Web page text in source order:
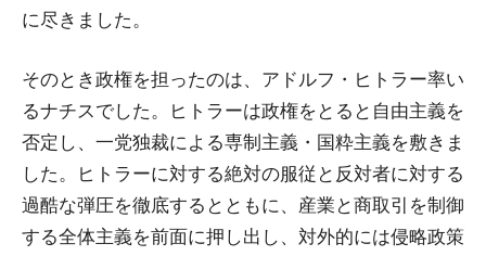
に尽きました。
そのとき政権を担ったのは、アドルフ・ヒトラー率い
るナチスでした。ヒトラーは政権をとると自由主義を
否定し、一党独裁による専制主義・国粋主義を敷きま
した。ヒトラーに対する絶対の服従と反対者に対する
過酷な弾圧を徹底するとともに、産業と商取引を制御
する全体主義を前面に押し出し、対外的には侵略政策